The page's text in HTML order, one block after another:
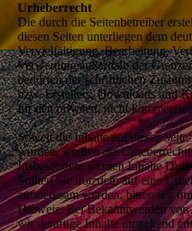
Urheberrecht
Die durch die Seitenbetreiber
diesen Seiten unterliegen dem
Vervielfältigung, Bearbeitung,
Verwertung außerhalb der
bedürfen der schriftlichen
bzw. Erstellers. Downloads und
für den privaten, nicht
Soweit die Inhalte auf dieser
wurden, werden die
Insbesondere werden Inhalte
Sollten Sie trotzdem auf eine
aufmerksam werden, bitten wir
Hinweis. Bei Bekanntwerden von
wir derartige Inhalte umgehend